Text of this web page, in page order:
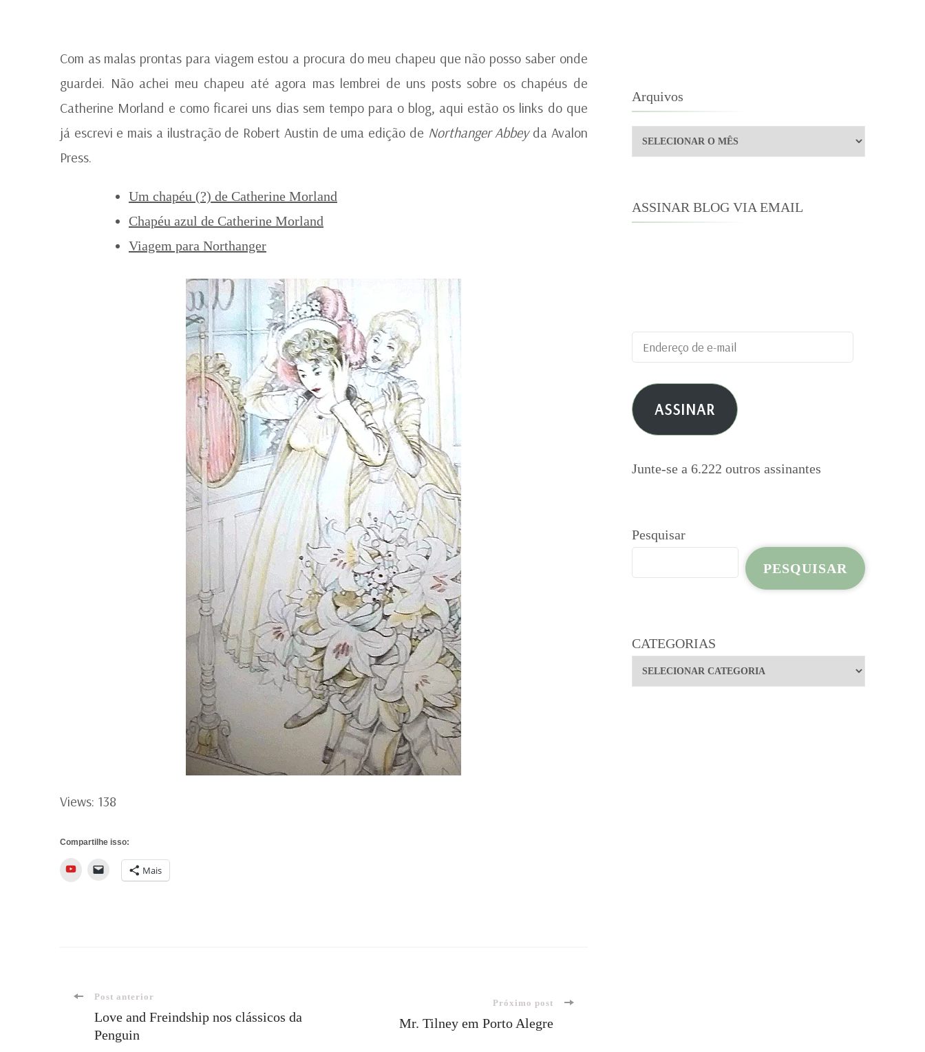
Com as malas prontas para viagem estou a procura do meu chapeu que não posso saber onde
guardei. Não achei meu chapeu até agora mas lembrei de uns posts sobre os chapéus de
Catherine Morland e como ficarei uns dias sem tempo para o blog, aqui estão os links do que
já escrevi e mais a ilustração de Robert Austin de uma edição de Northanger Abbeyda Avalon
Press.
Um chapéu (?) de Catherine Morland
Chapéu azul de Catherine Morland
Viagem para Northanger
Views: 138
Compartilhe isso:
YouTube Mais
Navegação
Post anterior
Love and Freindship nos clássicos da
Penguin
Próximo post
Mr. Tilney em Porto Alegre
Arquivos
Arquivos
ASSINAR BLOG VIA EMAIL
Endereço
de
e-
mail ASSINAR
Junte-se a 6.222 outros assinantes
Pesquisar
PESQUISAR
CATEGORIAS